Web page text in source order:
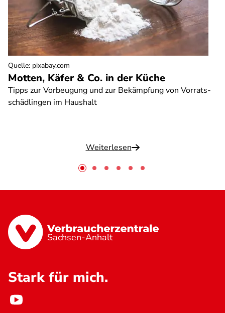
Motten, Käfer & Co. in der Küche
Tipps zur Vorbeugung und zur Bekämpfung von Vorrats-
schädlingen im Haushalt
Weiterlesen
Quelle: pixabay.com
Sachsen-Anhalt
Stark für mich.